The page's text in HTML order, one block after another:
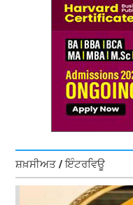
ਸ਼ਖ਼ਸੀਅਤ / ਇੰਟਰਵਿਊ